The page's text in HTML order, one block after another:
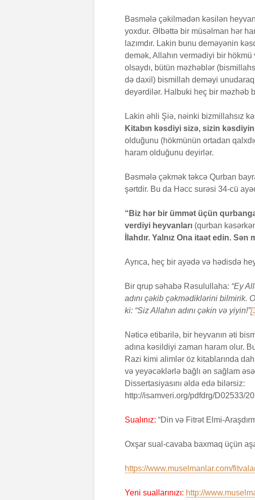
Bəsmələ çəkilmədən kəsilən
yoxdur. Əlbəttə bir müsəlman hər
lazımdır. Lakin bunu deməyənin
demək, Allahın vermədiyi bir
olsaydı, bütün məzhəblər
də daxil) bismillah deməyi
deyərdilər. Halbuki heç bir məzhəb
Lakin əhli Şiə, nəinki bizmillahsız
Kitabın kəsdiyi sizə, sizin
olduğunu (hökmünün ortadan
haram olduğunu deyirlər.
Bəsmələ çəkmək təkcə Qurban
şərtdir. Bu da Həcc surəsi 34-cü
“Biz hər bir ümmət üçün
verdiyi heyvanları (qurban
İlahdır. Yalnız Ona itaət edin.
Ayrıca, heç bir ayədə və hədisdə
Bir qrup səhabə Rəsulullaha: “Ey
adını çəkib çəkmədiklərini bilmirik.
ki: “Siz Allahın adını çəkin və yiyin!”
Nəticə etibarilə, bir heyvanın əti
adına kəsildiyi zaman haram olur.
Razi kimi alimlər öz kitablarında
və yeyəcəklərlə bağlı ən sağlam
Dissertasiyasını əldə edə bilərsiz:
http://isamveri.org/pdfdrg/D02533/
Sualınız: “Din və Fitrət Elmi-
Oxşar sual-cavaba baxmaq üçün
https://www.muselmanlar.com/
Yeni suallarınızı: http://